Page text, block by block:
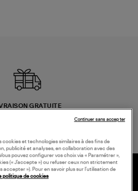
GRATUITE
cookies et technologies similaires à des fins de
publicité et analyses, en collaboration avec des
pouvez configurer vos choix via « Paramétrer »,
(« J’accepte ») ou refuser ceux non strictement
accepter »). Pour en savoir plus sur l’utilisation de
politique de cookies
Continuer sans accepter